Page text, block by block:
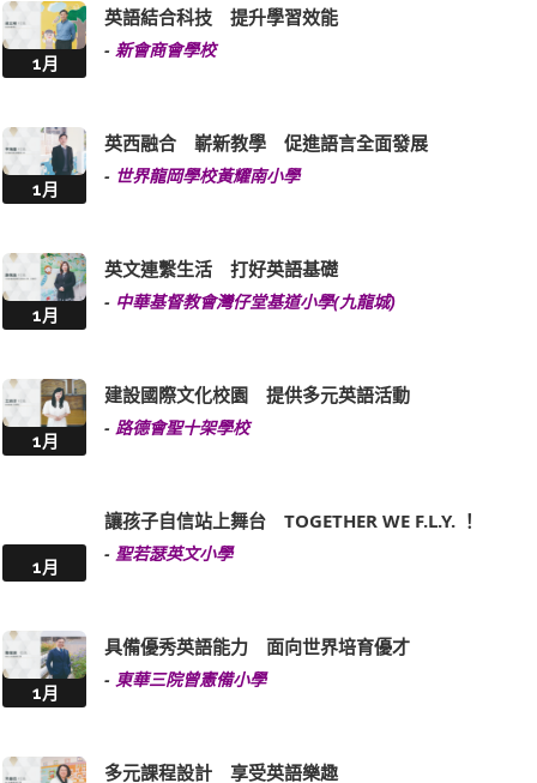
1月
英語結合科技 提升學習效能
- 新會商會學校
1月
英西融合 嶄新教學 促進語言全面發展
- 世界龍岡學校黃耀南小學
1月
英文連繫生活 打好英語基礎
- 中華基督教會灣仔堂基道小學(九龍城)
1月
建設國際文化校園 提供多元英語活動
- 路德會聖十架學校
1月
讓孩子自信站上舞台 TOGETHER WE F.L.Y. ！
- 聖若瑟英文小學
1月
具備優秀英語能力 面向世界培育優才
- 東華三院曾憲備小學
多元課程設計 享受英語樂趣